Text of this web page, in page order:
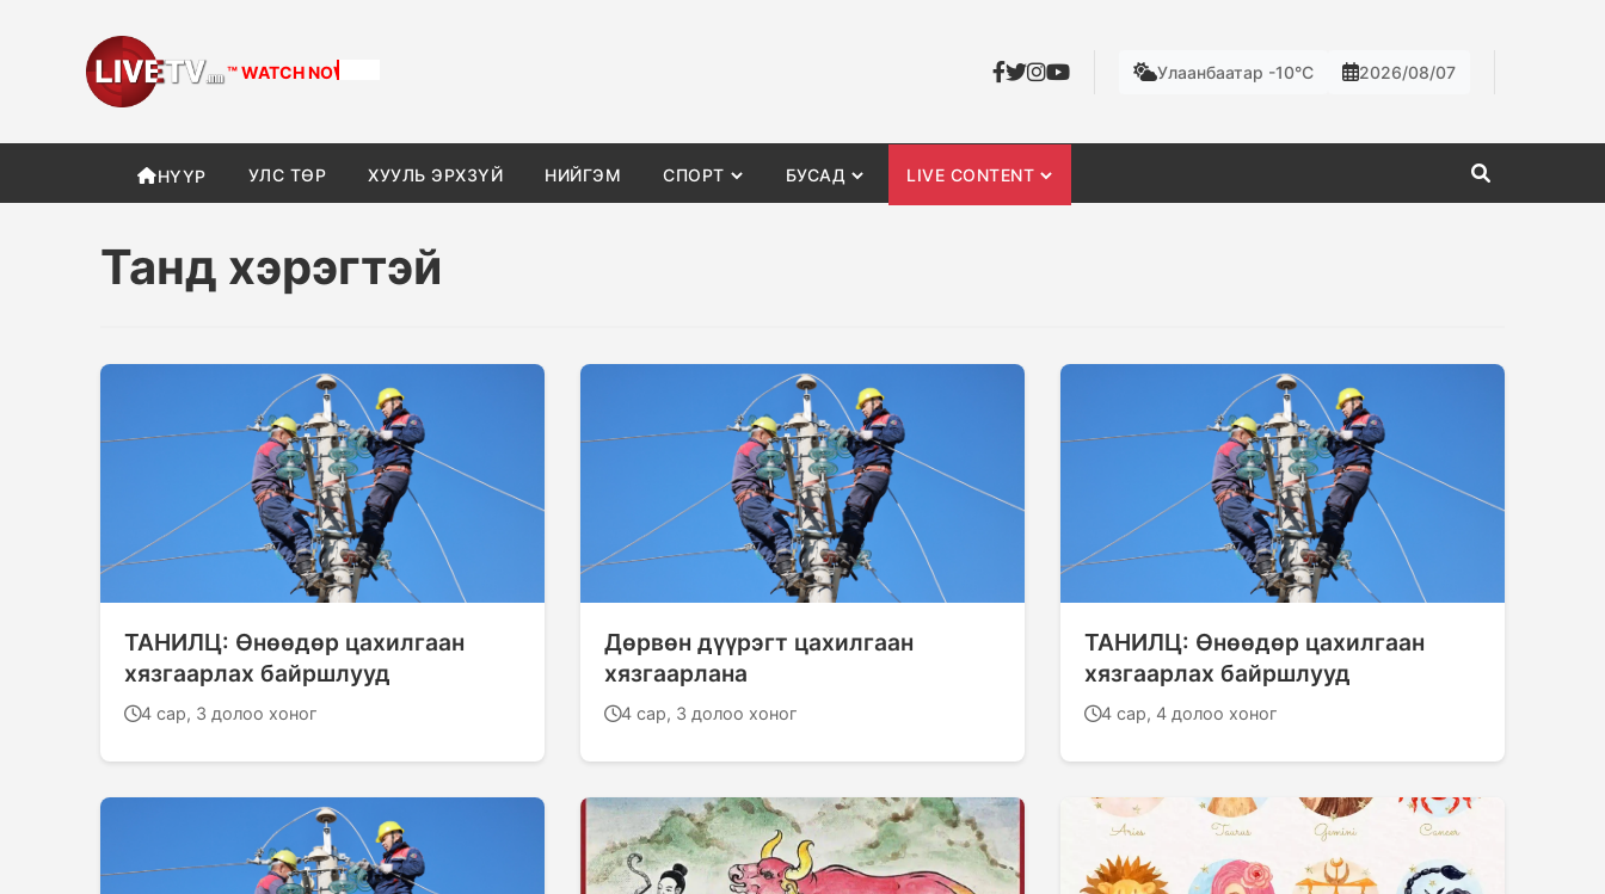
™ WATCH NOW Улаанбаатар -10°C 2026/08/07
НҮҮР УЛС ТӨР ХУУЛЬ ЭРХЗҮЙ НИЙГЭМ СПОРТ БУСАД LIVE CONTENT
Танд хэрэгтэй
ТАНИЛЦ: Өнөөдөр цахилгаан
хязгаарлах байршлууд
4 сар, 3 долоо хоног
Дөрвөн дүүрэгт цахилгаан
хязгаарлана
4 сар, 3 долоо хоног
ТАНИЛЦ: Өнөөдөр цахилгаан
хязгаарлах байршлууд
4 сар, 4 долоо хоног